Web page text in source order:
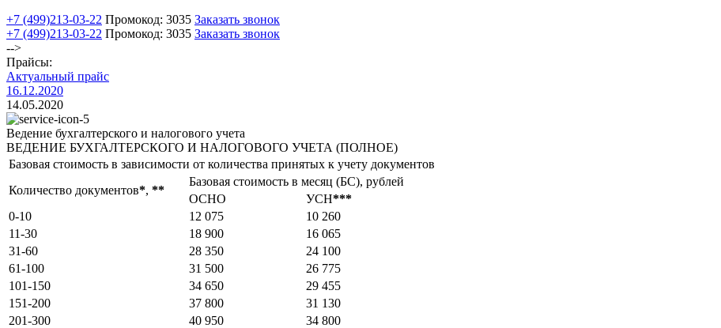
+7 (499)213-03-22 Промокод: 3035 Заказать звонок
+7 (499)213-03-22 Промокод: 3035 Заказать звонок
-->
Прайсы:
Актуальный прайс
16.12.2020
14.05.2020
Ведение бухгалтерского и налогового учета
ВЕДЕНИЕ БУХГАЛТЕРСКОГО И НАЛОГОВОГО УЧЕТА (ПОЛНОЕ)
Базовая стоимость в зависимости от количества принятых к учету документов
Количество документов*, **
Базовая стоимость в месяц (БС), рублей
ОСНО
УСН***
0-10
12 075
10 260
11-30
18 900
16 065
31-60
28 350
24 100
61-100
31 500
26 775
101-150
34 650
29 455
151-200
37 800
31 130
201-300
40 950
34 800